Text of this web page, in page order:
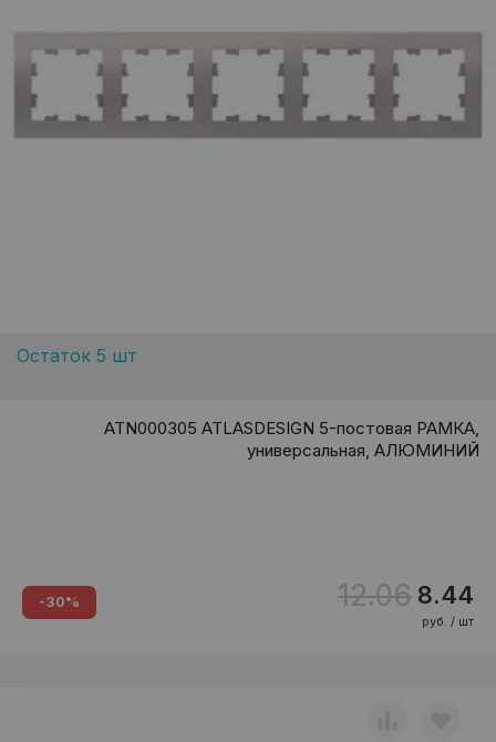
Остаток 5 шт
ATN000305 ATLASDESIGN 5-постовая РАМКА,
универсальная, АЛЮМИНИЙ
-30% 12.06 8.44
руб. / шт